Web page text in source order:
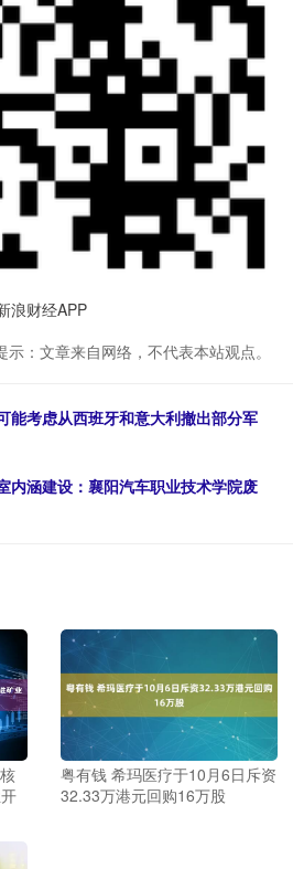
浪财经APP
：文章来自网络，不代表本站观点。
能考虑从西班牙和意大利撤出部分军
内涵建设：襄阳汽车职业技术学院废
粤有钱 希玛医疗于10月6日斥资
32.33万港元回购16万股